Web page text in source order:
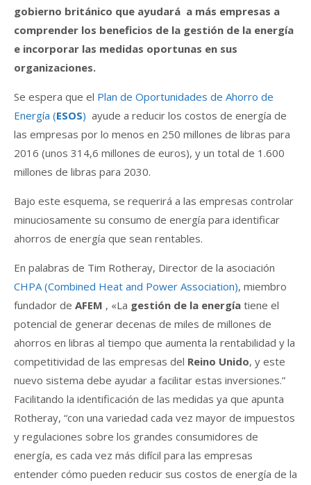
gobierno británico que ayudará a más empresas a
comprender los beneficios de la gestión de la energía
e incorporar las medidas oportunas en sus
organizaciones.
Se espera que el Plan de Oportunidades de Ahorro de
Energía (ESOS) ayude a reducir los costos de energía de
las empresas por lo menos en 250 millones de libras para
2016 (unos 314,6 millones de euros), y un total de 1.600
millones de libras para 2030.
Bajo este esquema, se requerirá a las empresas controlar
minuciosamente su consumo de energía para identificar
ahorros de energía que sean rentables.
En palabras de Tim Rotheray, Director de la asociación
CHPA (Combined Heat and Power Association), miembro
fundador de AFEM , «La gestión de la energía tiene el
potencial de generar decenas de miles de millones de
ahorros en libras al tiempo que aumenta la rentabilidad y la
competitividad de las empresas del Reino Unido, y este
nuevo sistema debe ayudar a facilitar estas inversiones.”
Facilitando la identificación de las medidas ya que apunta
Rotheray, “con una variedad cada vez mayor de impuestos
y regulaciones sobre los grandes consumidores de
energía, es cada vez más difícil para las empresas
entender cómo pueden reducir sus costos de energía de la